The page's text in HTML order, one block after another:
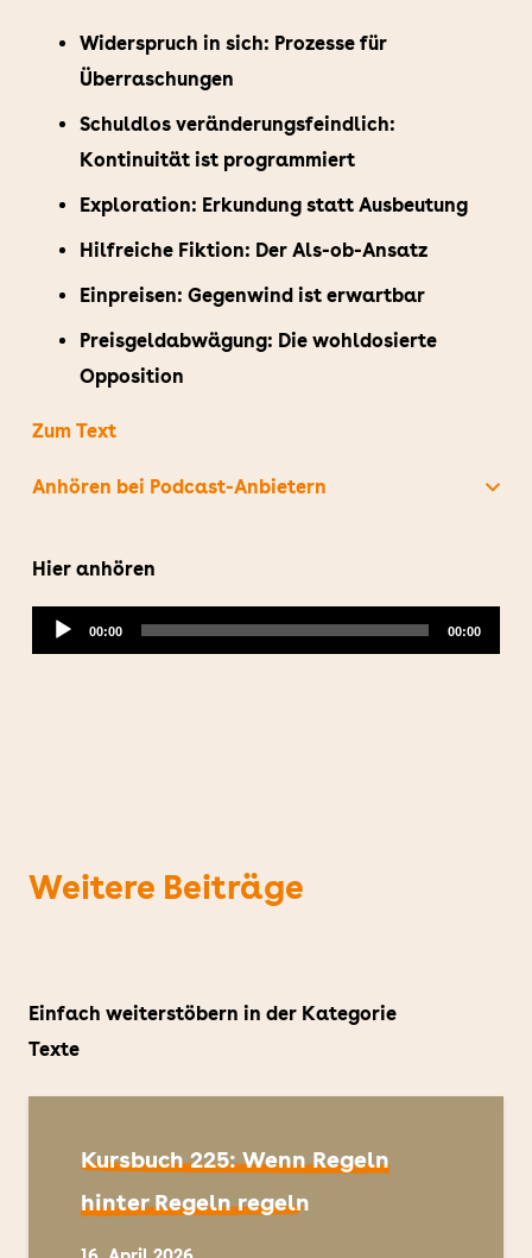
Widerspruch in sich: Prozesse für
Überraschungen
Schuldlos veränderungsfeindlich:
Kontinuität ist programmiert
Exploration: Erkundung statt Ausbeutung
Hilfreiche Fiktion: Der Als-ob-Ansatz
Einpreisen: Gegenwind ist erwartbar
Preisgeldabwägung: Die wohldosierte
Opposition
Zum Text
Anhören bei Podcast-Anbietern
Hier anhören
Audio-
Player
00:00 00:00
Weitere Beiträge
Einfach weiterstöbern in der Kategorie
Texte
Kursbuch 225: Wenn Regeln
hinter Regeln regeln